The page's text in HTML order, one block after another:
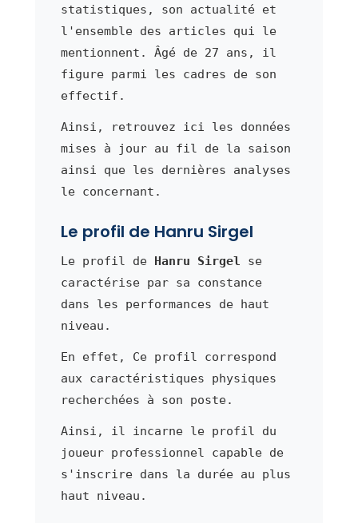
statistiques, son actualité et
l'ensemble des articles qui le
mentionnent. Âgé de 27 ans, il
figure parmi les cadres de son
effectif.
Ainsi, retrouvez ici les données
mises à jour au fil de la saison
ainsi que les dernières analyses
le concernant.
Le profil de Hanru Sirgel
Le profil de Hanru Sirgel se
caractérise par sa constance
dans les performances de haut
niveau.
En effet, Ce profil correspond
aux caractéristiques physiques
recherchées à son poste.
Ainsi, il incarne le profil du
joueur professionnel capable de
s'inscrire dans la durée au plus
haut niveau.